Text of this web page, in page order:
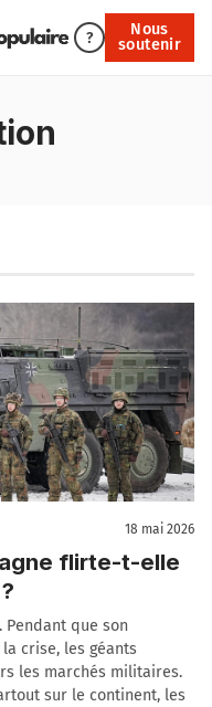
?
Nous
soutenir
18 mai 2026
flirte-t-elle
Pendant que son
crise, les géants
les marchés militaires.
sur le continent, les